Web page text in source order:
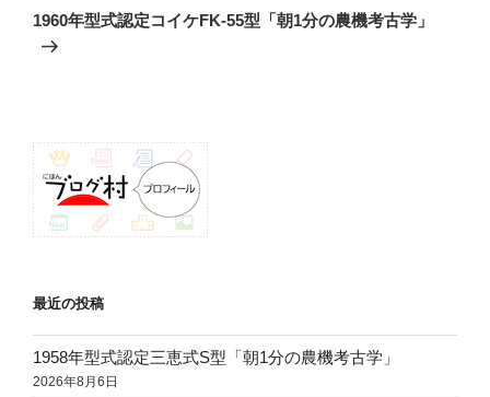
ゲ
ー
の
1960年型式認定コイケFK-55型「朝1分の農機考古学」
最近の投稿
1958年型式認定三恵式S型「朝1分の農機考古学」
2026年8月6日